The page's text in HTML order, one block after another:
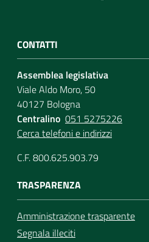
CONTATTI
Assemblea legislativa
Viale Aldo Moro, 50
40127 Bologna
Centralino 051 5275226
Cerca telefoni e indirizzi
C.F. 800.625.903.79
TRASPARENZA
Amministrazione trasparente
Segnala illeciti